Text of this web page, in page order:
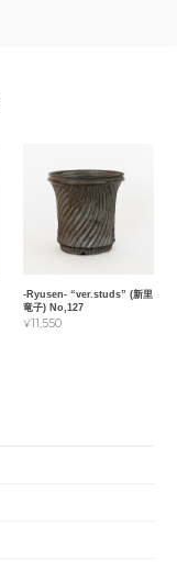
-Ryusen- “ver.studs” (新里
竜子) No,127
¥11,550